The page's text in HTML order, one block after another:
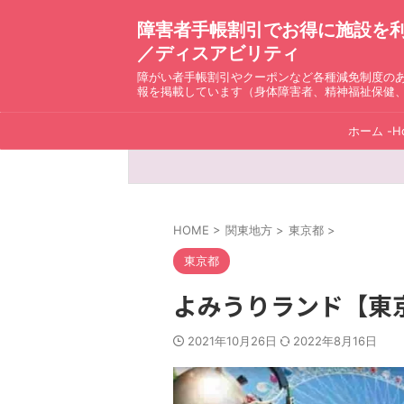
障害者手帳割引でお得に施設を
／ディスアビリティ
障がい者手帳割引やクーポンなど各種減免制度の
報を掲載しています（身体障害者、精神福祉保健
ホーム -
HOME > 関東地方 > 東京都 >
東京都
よみうりランド【東
2021年10月26日 2022年8月16日